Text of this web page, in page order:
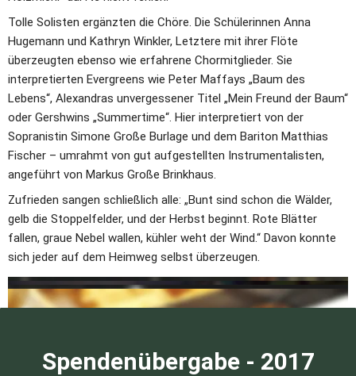
Tolle Solisten ergänzten die Chöre. Die Schülerinnen Anna
Hugemann und Kathryn Winkler, Letztere mit ihrer Flöte
überzeugten ebenso wie erfahrene Chormitglieder. Sie
interpretierten Evergreens wie Peter Maffays „Baum des
Lebens“, Alexandras unvergessener Titel „Mein Freund der Baum“
oder Gershwins „Summertime“. Hier interpretiert von der
Sopranistin Simone Große Burlage und dem Bariton Matthias
Fischer – umrahmt von gut aufgestellten Instrumentalisten,
angeführt von Markus Große Brinkhaus.
Zufrieden sangen schließlich alle: „Bunt sind schon die Wälder,
gelb die Stoppelfelder, und der Herbst beginnt. Rote Blätter
fallen, graue Nebel wallen, kühler weht der Wind.“ Davon konnte
sich jeder auf dem Heimweg selbst überzeugen.
Spendenübergabe - 2017